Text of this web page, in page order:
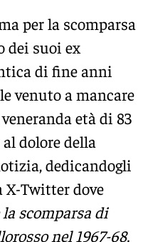
per la scomparsa
dei suoi ex
di fine anni
venuto a mancare
età di 83
dolore della
dedicandogli
Twitter dove
la scomparsa di
nel 1967-68,